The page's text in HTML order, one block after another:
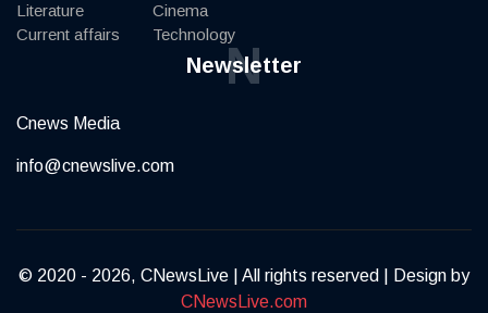
Literature
Current affairs
Cinema
Technology
Newsletter
N
Cnews Media
info@cnewslive.com
© 2020 - 2026, CNewsLive | All rights reserved | Design by
CNewsLive.com